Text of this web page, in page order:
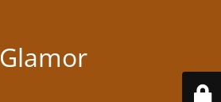
Glamor